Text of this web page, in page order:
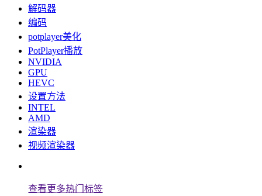
解码器
编码
potplayer美化
PotPlayer播放
NVIDIA
GPU
HEVC
设置方法
INTEL
AMD
渲染器
视频渲染器
查看更多热门标签